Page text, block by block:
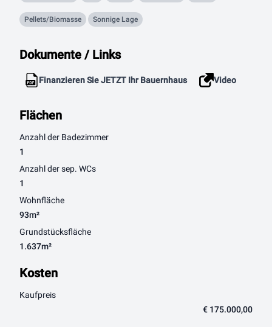
Pellets/Biomasse Sonnige Lage
Dokumente / Links
Finanzieren Sie JETZT Ihr Bauernhaus Video
Flächen
Anzahl der Badezimmer
1
Anzahl der sep. WCs
1
Wohnfläche
93m²
Grundstücksfläche
1.637m²
Kosten
Kaufpreis
€ 175.000,00